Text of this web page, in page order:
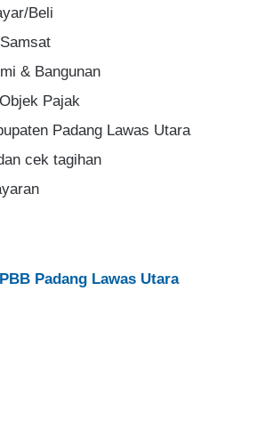
Beli
& Bangunan
Pajak
Padang Lawas Utara
cek tagihan
Padang Lawas Utara